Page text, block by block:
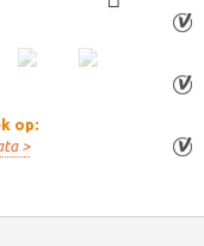
op:
>